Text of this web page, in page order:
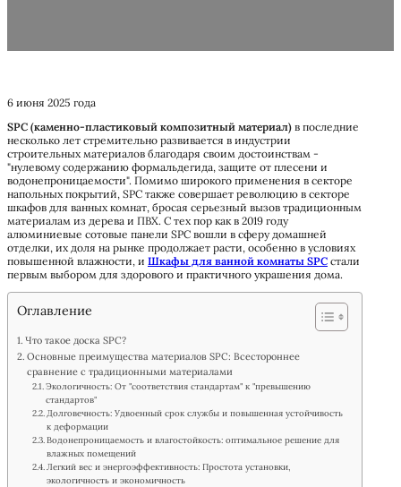
6 июня 2025 года
SPC (каменно-пластиковый композитный материал) в последние
несколько лет стремительно развивается в индустрии
строительных материалов благодаря своим достоинствам -
"нулевому содержанию формальдегида, защите от плесени и
водонепроницаемости". Помимо широкого применения в секторе
напольных покрытий, SPC также совершает революцию в секторе
шкафов для ванных комнат, бросая серьезный вызов традиционным
материалам из дерева и ПВХ. С тех пор как в 2019 году
алюминиевые сотовые панели SPC вошли в сферу домашней
отделки, их доля на рынке продолжает расти, особенно в условиях
повышенной влажности, и Шкафы для ванной комнаты SPC стали
первым выбором для здорового и практичного украшения дома.
Оглавление
Что такое доска SPC?
Основные преимущества материалов SPC: Всестороннее
сравнение с традиционными материалами
Экологичность: От "соответствия стандартам" к "превышению
стандартов"
Долговечность: Удвоенный срок службы и повышенная устойчивость
к деформации
Водонепроницаемость и влагостойкость: оптимальное решение для
влажных помещений
Легкий вес и энергоэффективность: Простота установки,
экологичность и экономичность